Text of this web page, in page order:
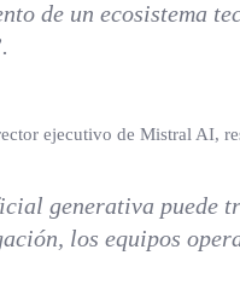
de un ecosistema
ejecutivo de Mistral AI,
generativa puede
los equipos